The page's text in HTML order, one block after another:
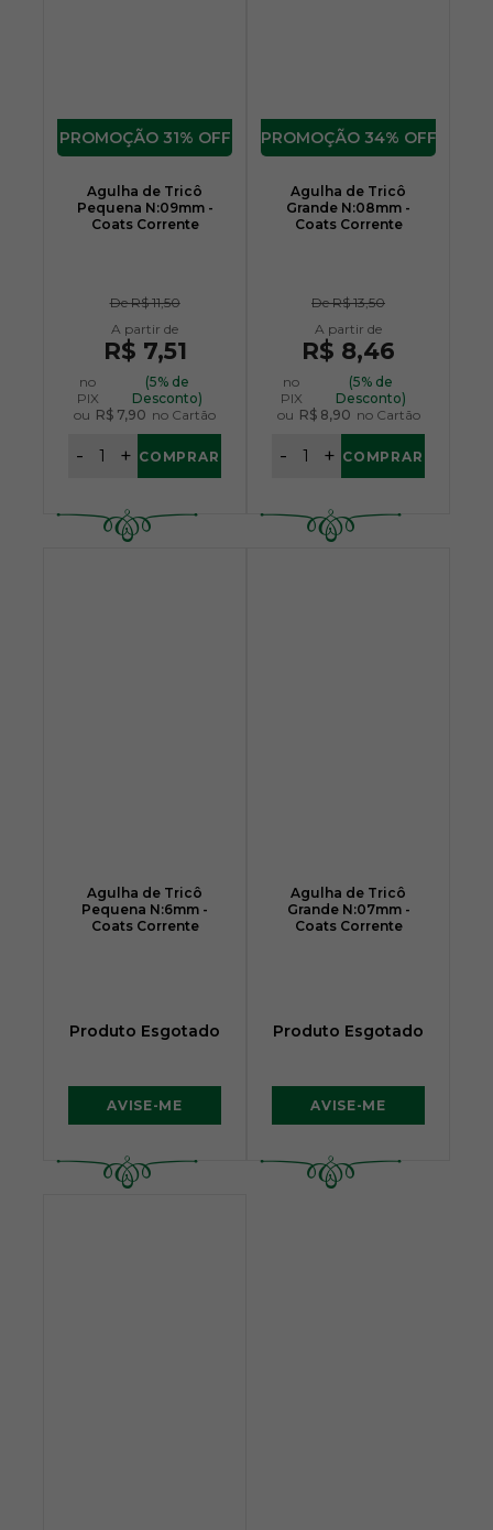
31% OFF
Agulha de Tricô
Pequena N:09mm -
Coats Corrente
DeR$ 11,50
R$ 7,51
no
PIX
(5% de
Desconto)
ou R$ 7,90 no Cartão
+
- COMPRAR
34% OFF
Agulha de Tricô
Grande N:08mm -
Coats Corrente
DeR$ 13,50
R$ 8,46
no
PIX
(5% de
Desconto)
ou R$ 8,90 no Cartão
+
- COMPRAR
Agulha de Tricô
Pequena N:6mm -
Coats Corrente
Produto Esgotado
AVISE-ME
Agulha de Tricô
Grande N:07mm -
Coats Corrente
Produto Esgotado
AVISE-ME